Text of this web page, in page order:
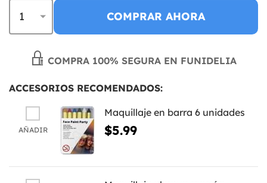
COMPRAR AHORA
COMPRA 100% SEGURA EN FUNIDELIA
ACCESORIOS RECOMENDADOS:
AÑADIR
Maquillaje en barra 6 unidades
$5.99